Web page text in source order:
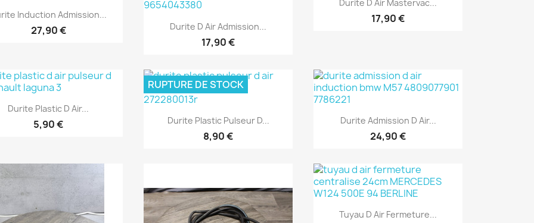
Aperçu rapide
Induction Admission...
27,90 € Aperçu rapide
Durite D Air Admission...
17,90 €
Durite D Air Mastervac...
17,90 €
Aperçu rapide
Durite Plastic D Air...
5,90 € Aperçu rapide
Durite Plastic Pulseur D...
8,90 €
RUPTURE DE STOCK
Aperçu rapide
Durite Admission D Air...
24,90 €
Aperçu rapide
Tuyau D Air Fermeture...